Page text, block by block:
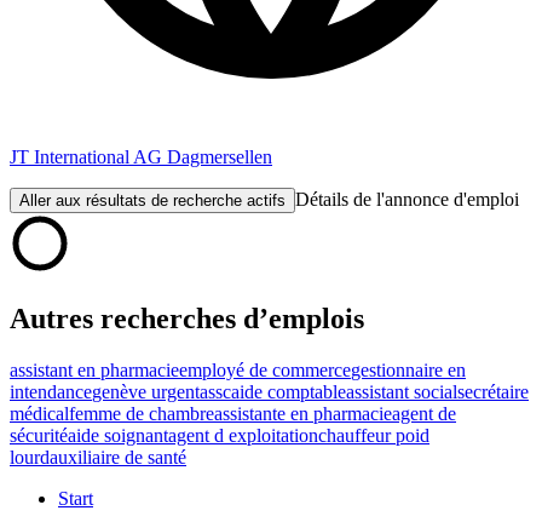
JT International AG Dagmersellen
Aller aux résultats de recherche actifs Détails de l'annonce d'emploi
Autres recherches d’emplois
assistant en pharmacieemployé de commercegestionnaire en
intendancegenève urgentasscaide comptableassistant socialsecrétaire
médicalfemme de chambreassistante en pharmacieagent de
sécuritéaide soignantagent d exploitationchauffeur poid
lourdauxiliaire de santé
Start